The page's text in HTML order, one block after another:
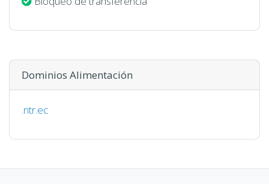
Dominios Alimentación
.ntr.ec